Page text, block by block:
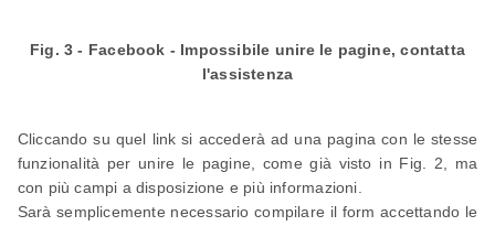
Fig. 3 - Facebook - Impossibile unire le pagine, contatta
l'assistenza
Cliccando su quel link si accederà ad una pagina con le stesse
funzionalità per unire le pagine, come già visto in Fig. 2, ma
con più campi a disposizione e più informazioni.
Sarà semplicemente necessario compilare il form accettando le